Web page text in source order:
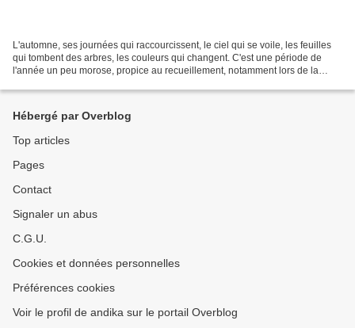
L'automne, ses journées qui raccourcissent, le ciel qui se voile, les feuilles
qui tombent des arbres, les couleurs qui changent. C'est une période de
l'année un peu morose, propice au recueillement, notamment lors de la
Hébergé par Overblog
Top articles
Pages
Contact
Signaler un abus
C.G.U.
Cookies et données personnelles
Préférences cookies
Voir le profil de andika sur le portail Overblog